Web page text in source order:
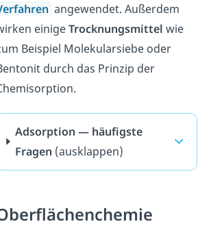
angewendet. Außerdem
einigeTrocknungsmittel wie
Beispiel Molekularsiebe oder
durch das Prinzip der
Adsorption — häufigste
Fragen (ausklappen)